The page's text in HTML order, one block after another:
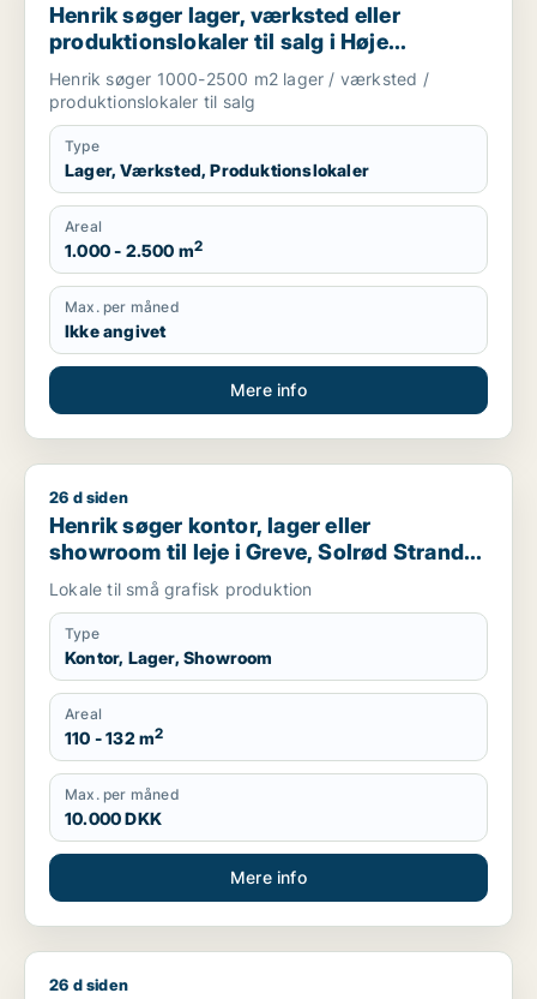
Henrik søger lager, værksted eller
produktionslokaler til salg i Høje
Taastrup, Ishøj eller Greve m.fl.
Henrik søger 1000-2500 m2 lager / værksted /
produktionslokaler til salg
Type
Lager, Værksted, Produktionslokaler
Areal
1.000 - 2.500 m2
Max. per måned
Ikke angivet
Mere info
Henrik søger kontor, lager eller showroom til leje i Greve,
26 d siden
Henrik søger kontor, lager eller
showroom til leje i Greve, Solrød Strand
eller Køge
Lokale til små grafisk produktion
Type
Kontor, Lager, Showroom
Areal
110 - 132 m2
Max. per måned
10.000 DKK
Mere info
Hussein søger lager, værksted, butik, restaurant,
26 d siden